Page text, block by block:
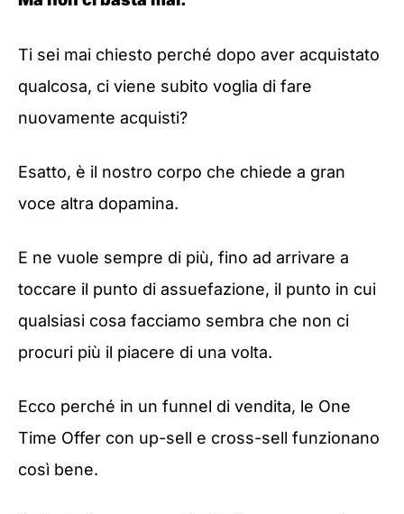
Ti sei mai chiesto perché dopo aver acquistato
qualcosa, ci viene subito voglia di fare
nuovamente acquisti?
Esatto, è il nostro corpo che chiede a gran
voce altra dopamina.
E ne vuole sempre di più, fino ad arrivare a
toccare il punto di assuefazione, il punto in cui
qualsiasi cosa facciamo sembra che non ci
procuri più il piacere di una volta.
Ecco perché in un funnel di vendita, le One
Time Offer con up-sell e cross-sell funzionano
così bene.